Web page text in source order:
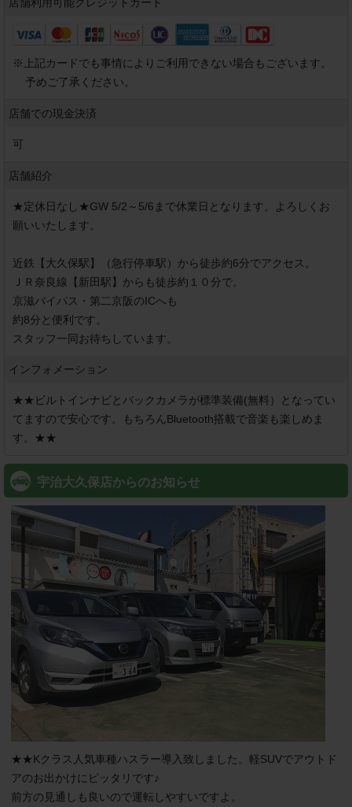
※
上記カードでも事情によりご利用できない場合もございます。
予めご了承ください。
店舗での現金決済
可
店舗紹介
★定休日なし★GW 5/2～5/6まで休業日となります。よろしくお
願いいたします。
近鉄【大久保駅】（急行停車駅）から徒歩約6分でアクセス。
ＪＲ奈良線【新田駅】からも徒歩約１０分で。
京滋バイパス・第二京阪のICへも
約8分と便利です。
スタッフ一同お待ちしています。
インフォメーション
★★ビルトインナビとバックカメラが標準装備(無料）となってい
てますので安心です。もちろんBluetooth搭載で音楽も楽しめま
す。★★
宇治大久保店からのお知らせ
★★Kクラス人気車種ハスラー導入致しました。軽SUVでアウトド
アのお出かけにピッタリです♪
前方の見通しも良いので運転しやすいですよ。